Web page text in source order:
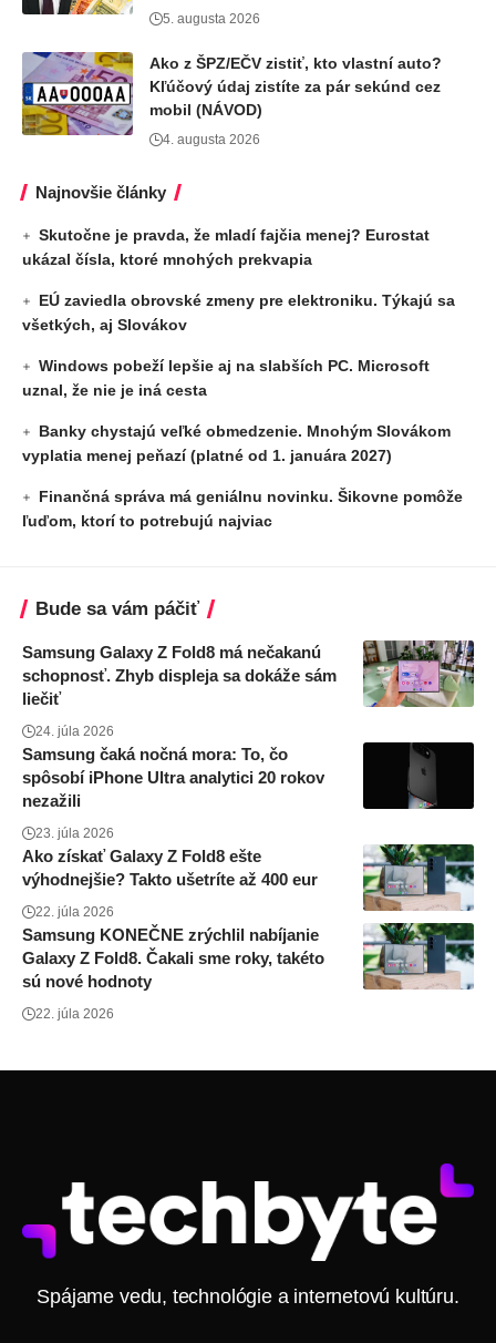
5. augusta 2026
Ako z ŠPZ/EČV zistiť, kto vlastní auto?
Kľúčový údaj zistíte za pár sekúnd cez
mobil (NÁVOD)
4. augusta 2026
Najnovšie články
Skutočne je pravda, že mladí fajčia menej? Eurostat
ukázal čísla, ktoré mnohých prekvapia
EÚ zaviedla obrovské zmeny pre elektroniku. Týkajú sa
všetkých, aj Slovákov
Windows pobeží lepšie aj na slabších PC. Microsoft
uznal, že nie je iná cesta
Banky chystajú veľké obmedzenie. Mnohým Slovákom
vyplatia menej peňazí (platné od 1. januára 2027)
Finančná správa má geniálnu novinku. Šikovne pomôže
ľuďom, ktorí to potrebujú najviac
Bude sa vám páčiť
Samsung Galaxy Z Fold8 má nečakanú
schopnosť. Zhyb displeja sa dokáže sám
liečiť
24. júla 2026
Samsung čaká nočná mora: To, čo
spôsobí iPhone Ultra analytici 20 rokov
nezažili
23. júla 2026
Ako získať Galaxy Z Fold8 ešte
výhodnejšie? Takto ušetríte až 400 eur
22. júla 2026
Samsung KONEČNE zrýchlil nabíjanie
Galaxy Z Fold8. Čakali sme roky, takéto
sú nové hodnoty
22. júla 2026
Spájame vedu, technológie a internetovú kultúru.